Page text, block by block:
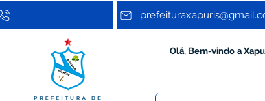
Olá, Bem-vindo a